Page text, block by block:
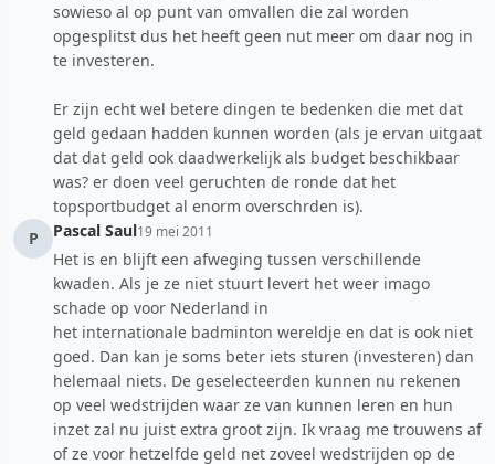
sowieso al op punt van omvallen die zal worden
opgesplitst dus het heeft geen nut meer om daar nog in
te investeren.
Er zijn echt wel betere dingen te bedenken die met dat
geld gedaan hadden kunnen worden (als je ervan uitgaat
dat dat geld ook daadwerkelijk als budget beschikbaar
was? er doen veel geruchten de ronde dat het
topsportbudget al enorm overschrden is).
P
Pascal Saul19 mei 2011
Het is en blijft een afweging tussen verschillende
kwaden. Als je ze niet stuurt levert het weer imago
schade op voor Nederland in
het internationale badminton wereldje en dat is ook niet
goed. Dan kan je soms beter iets sturen (investeren) dan
helemaal niets. De geselecteerden kunnen nu rekenen
op veel wedstrijden waar ze van kunnen leren en hun
inzet zal nu juist extra groot zijn. Ik vraag me trouwens af
of ze voor hetzelfde geld net zoveel wedstrijden op de